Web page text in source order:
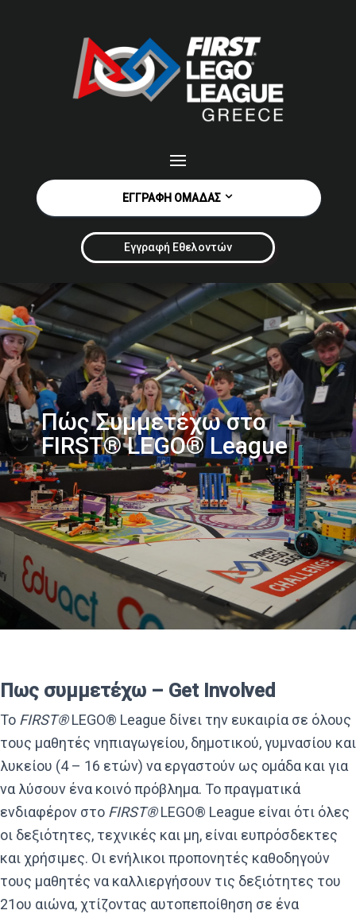
ΕΓΓΡΑΦΉ ΟΜΆΔΑΣ
Εγγραφή Εθελοντών
Πώς Συμμετέχω στο
FIRST® LEGO® League
Πως συμμετέχω – Get Involved
Το FIRST®LEGO® League δίνει την ευκαιρία σε όλους
τους μαθητές νηπιαγωγείου, δημοτικού, γυμνασίου και
λυκείου (4 – 16 ετών) να εργαστούν ως ομάδα και για
να λύσουν ένα κοινό πρόβλημα. Το πραγματικά
ενδιαφέρον στο FIRST®LEGO® League είναι ότι όλες
οι δεξιότητες, τεχνικές και μη, είναι ευπρόσδεκτες
και χρήσιμες. Οι ενήλικοι προπονητές καθοδηγούν
τους μαθητές να καλλιεργήσουν τις δεξιότητες του
21ου αιώνα, χτίζοντας αυτοπεποίθηση σε ένα